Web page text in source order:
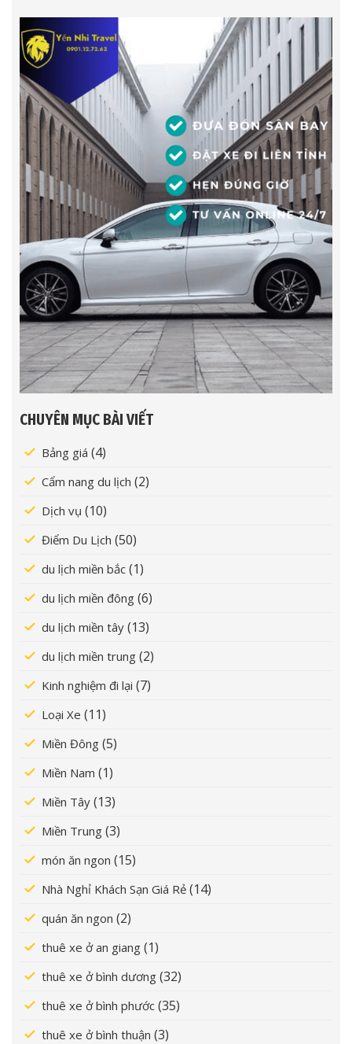
CHUYÊN MỤC BÀI VIẾT
Bảng giá (4)
Cẩm nang du lịch (2)
Dịch vụ (10)
Điểm Du Lịch (50)
du lịch miền bắc (1)
du lịch miền đông (6)
du lịch miền tây (13)
du lịch miền trung (2)
Kinh nghiệm đi lại (7)
Loại Xe (11)
Miền Đông (5)
Miền Nam (1)
Miền Tây (13)
Miền Trung (3)
món ăn ngon (15)
Nhà Nghỉ Khách Sạn Giá Rẻ (14)
quán ăn ngon (2)
thuê xe ở an giang (1)
thuê xe ở bình dương (32)
thuê xe ở bình phước (35)
thuê xe ở bình thuận (3)